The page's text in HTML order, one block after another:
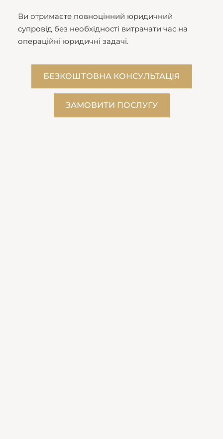
Ви отримаєте повноцінний юридичний
супровід без необхідності витрачати час на
операційні юридичні задачі.
БЕЗКОШТОВНА КОНСУЛЬТАЦІЯ
ЗАМОВИТИ ПОСЛУГУ